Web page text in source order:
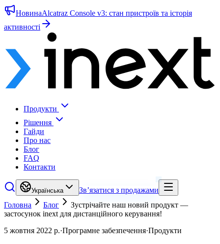
НовинаAlcatraz Console v3: стан пристроїв та історія
активності
Продукти
Рішення
Гайди
Про нас
Блог
FAQ
Контакти
Українська
Зв’язатися з продажами
Головна
Блог
Зустрічайте наш новий продукт —
застосунок inext для дистанційного керування!
5 жовтня 2022 р.·Програмне забезпечення·Продукти